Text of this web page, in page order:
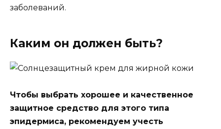
заболеваний.
Каким он должен быть?
Чтобы выбрать хорошее и качественное
защитное средство для этого типа
эпидермиса, рекомендуем учесть